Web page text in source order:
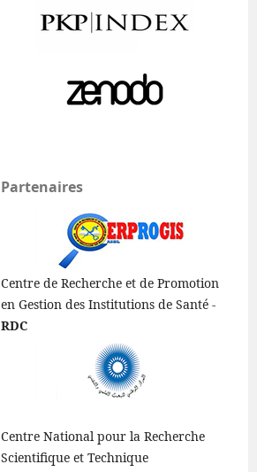
Partenaires
Centre de Recherche et de Promotion
en Gestion des Institutions de Santé -
RDC
Centre National pour la Recherche
Scientifique et Technique